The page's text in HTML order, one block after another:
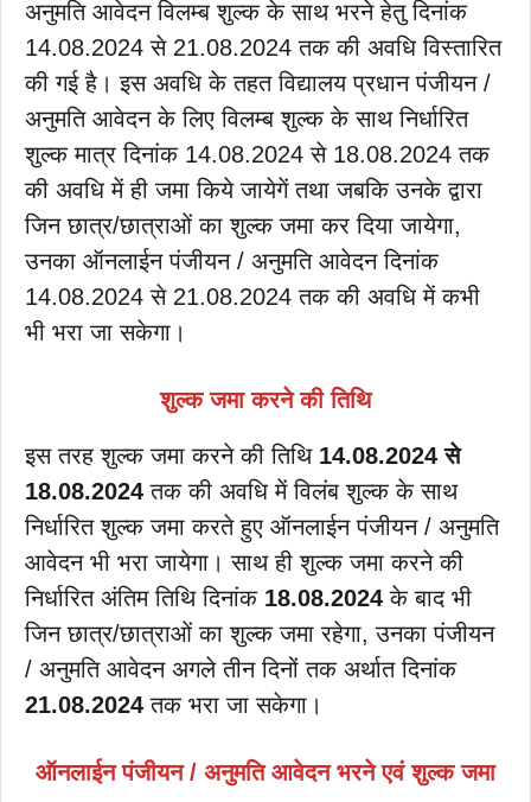
अनुमति आवेदन विलम्ब शुल्क के साथ भरने हेतु दिनांक
14.08.2024 से 21.08.2024 तक की अवधि विस्तारित
की गई है। इस अवधि के तहत विद्यालय प्रधान पंजीयन /
अनुमति आवेदन के लिए विलम्ब शुल्क के साथ निर्धारित
शुल्क मात्र दिनांक 14.08.2024 से 18.08.2024 तक
की अवधि में ही जमा किये जायेगें तथा जबकि उनके द्वारा
जिन छात्र/छात्राओं का शुल्क जमा कर दिया जायेगा,
उनका ऑनलाईन पंजीयन / अनुमति आवेदन दिनांक
14.08.2024 से 21.08.2024 तक की अवधि में कभी
भी भरा जा सकेगा।
शुल्क जमा करने की तिथि
इस तरह शुल्क जमा करने की तिथि 14.08.2024 से
18.08.2024 तक की अवधि में विलंब शुल्क के साथ
निर्धारित शुल्क जमा करते हुए ऑनलाईन पंजीयन / अनुमति
आवेदन भी भरा जायेगा। साथ ही शुल्क जमा करने की
निर्धारित अंतिम तिथि दिनांक 18.08.2024 के बाद भी
जिन छात्र/छात्राओं का शुल्क जमा रहेगा, उनका पंजीयन
/ अनुमति आवेदन अगले तीन दिनों तक अर्थात दिनांक
21.08.2024 तक भरा जा सकेगा।
ऑनलाईन पंजीयन / अनुमति आवेदन भरने एवं शुल्क जमा